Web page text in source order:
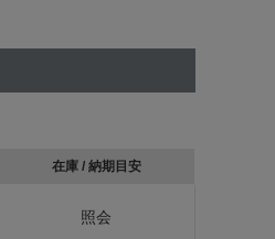
在庫 / 納期目安
照会